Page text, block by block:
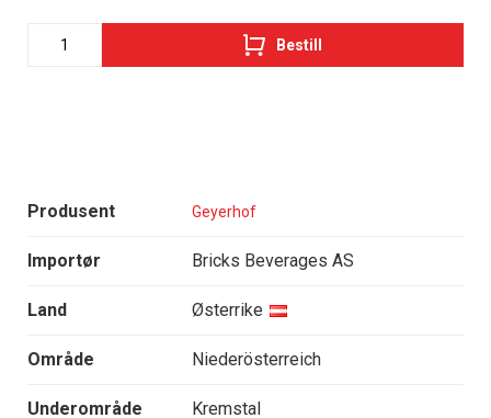
Produsent Geyerhof
Importør Bricks Beverages AS
Land Østerrike
Område Niederösterreich
Underområde Kremstal
Bestill